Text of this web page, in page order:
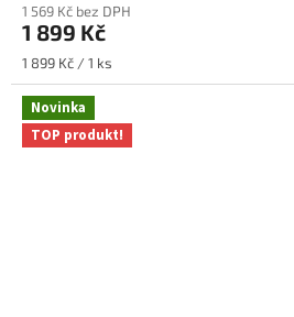
1 569 Kč bez DPH
1 899 Kč
Měrná
cena:
1 899 Kč / 1 ks
Novinka
TOP produkt!